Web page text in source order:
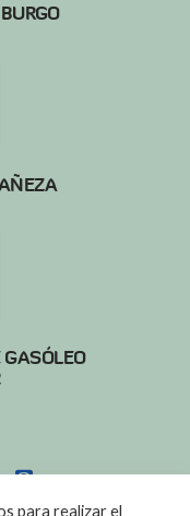
para realizar el